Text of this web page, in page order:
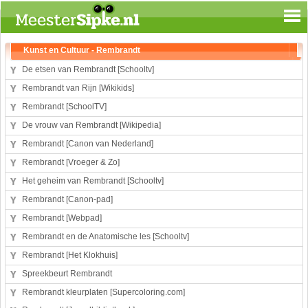
Spelen en leren
Aardrijkskunde
Biologie
Engels
Geloof
Geschiedenis
Internetopdrachten
Kinder-/Jeugdboeken
Kunst en Cultuur
Muziek
Rekenen
Sport
Taal en lezen
Techniek
Kunst en Cultuur - Rembrandt
De etsen van Rembrandt [Schooltv]
Rembrandt van Rijn [Wikikids]
Rembrandt [SchoolTV]
De vrouw van Rembrandt [Wikipedia]
Rembrandt [Canon van Nederland]
Rembrandt [Vroeger & Zo]
Het geheim van Rembrandt [Schooltv]
Rembrandt [Canon-pad]
Rembrandt [Webpad]
Rembrandt en de Anatomische les [Schooltv]
Rembrandt [Het Klokhuis]
Spreekbeurt Rembrandt
Rembrandt kleurplaten [Supercoloring.com]